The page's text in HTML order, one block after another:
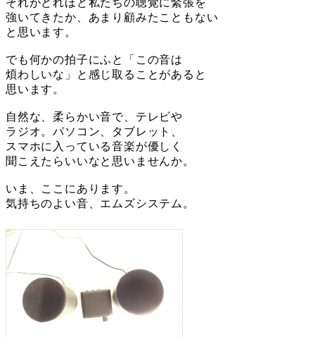
強いてきたか、あまり顧みたこともない
と思います。
でも何かの拍子にふと「この音は
煩わしいな」と感じ取ることがあると
思います。
自然な、柔らかい音で、テレビや
ラジオ。パソコン、タブレット、
スマホに入っている音楽が優しく
聞こえたらいいなと思いませんか。
いま、ここにあります。
気持ちのよい音、エムズシステム。